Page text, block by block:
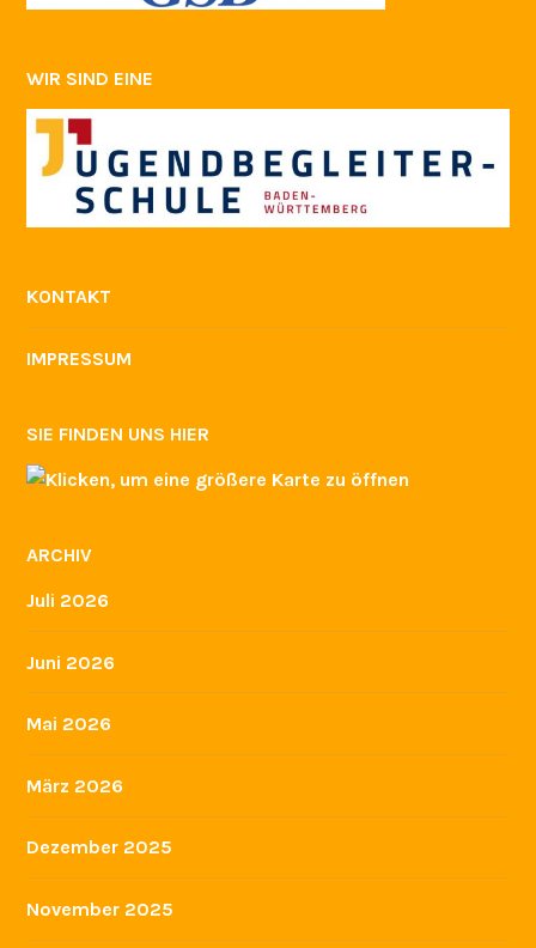
WIR SIND EINE
KONTAKT
IMPRESSUM
SIE FINDEN UNS HIER
ARCHIV
Juli 2026
Juni 2026
Mai 2026
März 2026
Dezember 2025
November 2025